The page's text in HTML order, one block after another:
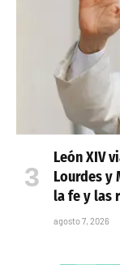
León XIV
Lourdes y
la fe y las
agosto 7, 2026